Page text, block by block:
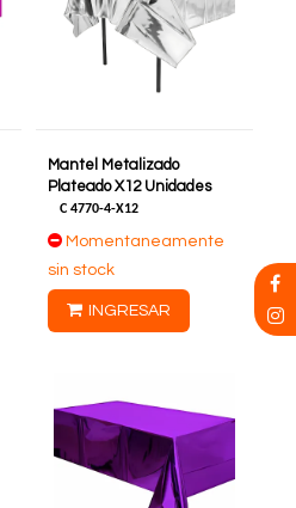
Mantel Metalizado
Plateado X12 Unidades
C 4770-4-X12
Momentaneamente
sin stock
INGRESAR